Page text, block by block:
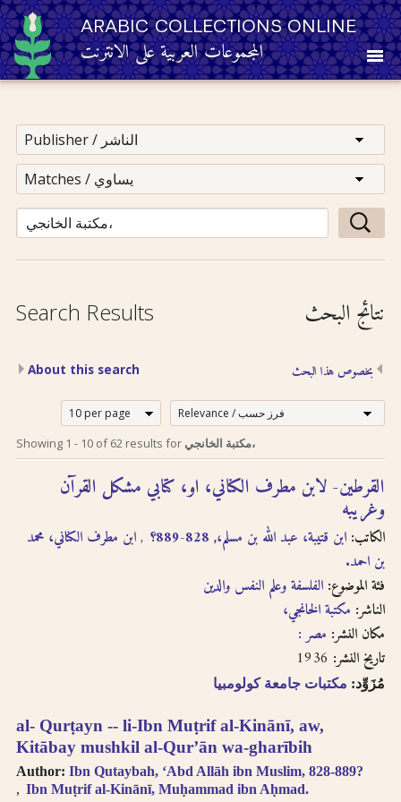
ARABIC COLLECTIONS ONLINE
المجموعات العربية على الانترنت
Other Resources
Browse
Browse by Category
Search
Search Results نتائج البحث
About this search بخصوص هذا البحث
Search tips in
Arabic
transliteration
perform on this site
technologies for
Arabic OCR develop,
we intend to
introduce full-text
إرشادات للبحث لدى
استخدام الترجمة
الصوتية بالحروف
اللاتينية
إن عملية البحث التي تجريها في
هذا الموقع تعطي وصف
ببليوغرافي عن الكتاب
المسترجع باللغتين العربية
والانجليزية ولكنها لا تقدّم
إمكانية البحث بالنص الكامل.
سنقوم بتوفير هذا البحث
عندما تتطوّر إمكانية استخدام
تقنيّة التعرّف الضوئي على
المحارف باللغة العربية في
النصوص المرقمنة للكتب
Showing 1 - 10of62 results for مكتبة الخانجي،
al- Qurṭayn -- li-Ibn Muṭrif al-Kinānī, aw,
Kitābay mushkil al-Qurʼān wa-gharībih
Author: Ibn Qutaybah, ʻAbd Allāh ibn Muslim, 828-889?
Ibn Muṭrif al-Kinānī, Muḥammad ibn Aḥmad.
القرطين- لابن مطرف الكناني، او، كتابي مشكل القرآن
وغريبه
الكاتب: ابن قتيبة، عبد الله بن مسلم،, 828-889؟
ابن مطرف الكناني، محمد
بن احمد.
فئة الموضوع: الفلسفة وعلم النفس والدين
الناشر: مكتبة الخانجي،
مكان النشر: مصر :
تاريخ النشر:
مُزَوِّد: مكتبات جامعة كولومبيا